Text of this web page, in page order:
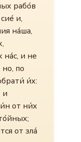
рабо́в
и,
на́ша,
и не
по
и́х:
и
от ни́х
от зла́